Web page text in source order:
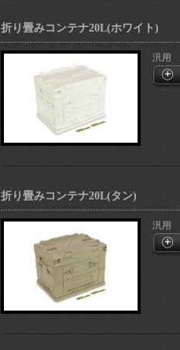
折り畳みコンテナ20L(ホワイト)
汎用
折り畳みコンテナ20L(タン)
汎用